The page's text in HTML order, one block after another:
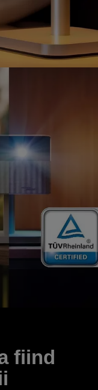
fiind